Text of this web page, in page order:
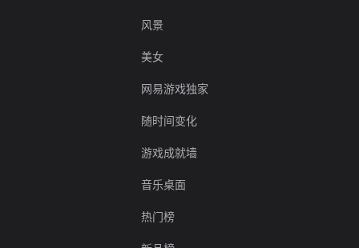
风景
美女
网易游戏独家
随时间变化
游戏成就墙
音乐桌面
热门榜